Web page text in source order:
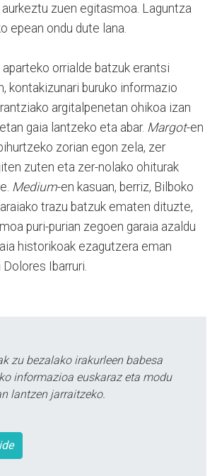
zuen egitasmoa. Laguntza
epean ondu dute lana.
orrialde batzuk erantsi
kontakizunari buruko informazio
argitalpenetan ohikoa izan
gaia lantzeko eta abar. Margot-en
zorian egon zela, zer
zuten eta zer-nolako ohiturak
Medium-en kasuan, berriz, Bilboko
trazu batzuk ematen dituzte,
puri-purian zegoen garaia azaldu
historikoak ezagutzera eman
Ibarruri.
zu bezalako irakurleen babesa
informazioa euskaraz eta modu
lantzen jarraitzeko.